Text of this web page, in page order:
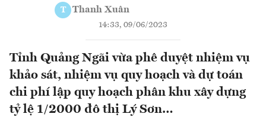
T Thanh Xuân
14:33, 09/06/2023
Tỉnh Quảng Ngãi vừa phê duyệt nhiệm vụ
khảo sát, nhiệm vụ quy hoạch và dự toán
chi phí lập quy hoạch phân khu xây dựng
tỷ lệ 1/2000 đô thị Lý Sơn…